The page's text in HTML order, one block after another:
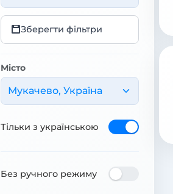
Зберегти фільтри
Місто
Мукачево, Україна
Тільки з українською
Без ручного режиму